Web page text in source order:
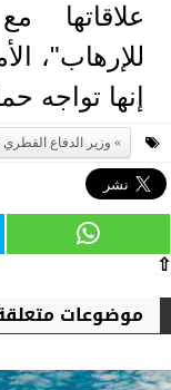
علاقاتها
للإرهاب"،
إنها تواجه
وزير الدفاع القطري
⇧
موضوعات